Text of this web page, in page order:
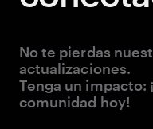
No te pierdas
actualizaciones.
Tenga un impacto:
comunidad hoy!